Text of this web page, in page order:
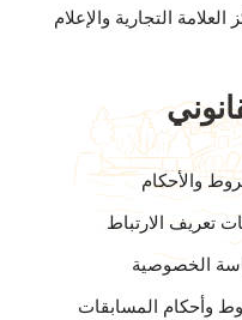
العلامة التجارية والإعلام
والأحكام
تعريف الارتباط
الخصوصية
وأحكام المسابقات